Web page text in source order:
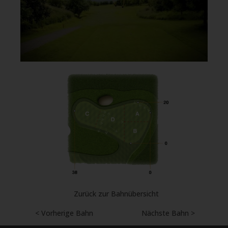
Zurück zur Bahnübersicht
< Vorherige Bahn
Nächste Bahn >